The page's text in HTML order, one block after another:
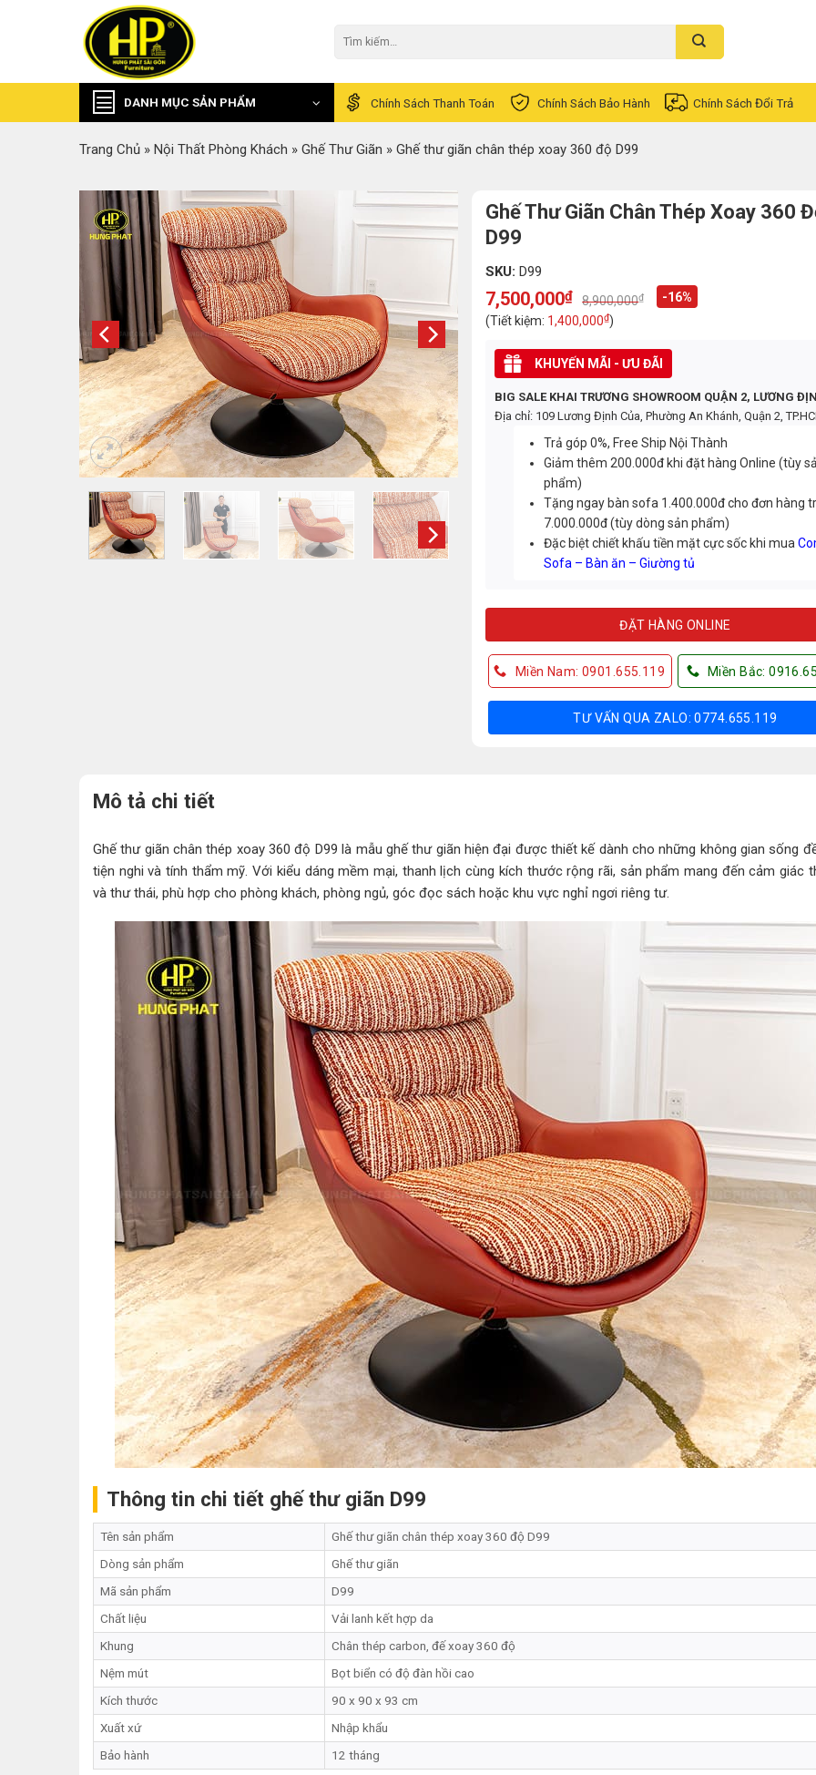
kiếm:
DANH MỤC SẢN PHẨM Chính Sách Thanh Toán Chính Sách Bảo Hành Chính Sách Đổi Trả
Trang Chủ » Nội Thất Phòng Khách » Ghế Thư Giãn » Ghế thư giãn chân thép xoay 360 độ D99
Ghế Thư Giãn Chân Thép Xoay 360
D99
SKU:D99
8,900,000₫
Original
price
was:
8,900,000₫.
7,500,000₫
Current
price
is:
7,500,000₫.
-16%
(Tiết kiệm: 1,400,000₫)
KHUYẾN MÃI - ƯU ĐÃI
BIG SALE KHAI TRƯƠNG SHOWROOM QUẬN 2, LƯƠNG
Địa chỉ: 109 Lương Định Của, Phường An Khánh, Quận 2,
Trả góp 0%, Free Ship Nội Thành
Giảm thêm 200.000đ khi đặt hàng Online (tùy
phẩm)
Tặng ngay bàn sofa 1.400.000đ cho đơn hàng
7.000.000đ (tùy dòng sản phẩm)
Đặc biệt chiết khấu tiền mặt cực sốc khi mua
Sofa – Bàn ăn – Giường tủ
ĐẶT HÀNG ONLINE
Miền Nam: 0901.655.119 Miền Bắc:
TƯ VẤN QUA ZALO: 0774.655.119
Mô tả chi tiết
Ghế thư giãn chân thép xoay 360 độ D99 là mẫu ghế thư giãn hiện đại được thiết kế dành cho những không gian sống
tiện nghi và tính thẩm mỹ. Với kiểu dáng mềm mại, thanh lịch cùng kích thước rộng rãi, sản phẩm mang đến cảm giác
và thư thái, phù hợp cho phòng khách, phòng ngủ, góc đọc sách hoặc khu vực nghỉ ngơi riêng tư.
Thông tin chi tiết ghế thư giãn D99
Tên sản phẩm
Ghế thư giãn chân thép xoay 360 độ D99
Dòng sản phẩm
Ghế thư giãn
Mã sản phẩm
D99
Chất liệu
Vải lanh kết hợp da
Khung
Chân thép carbon, đế xoay 360 độ
Nệm mút
Bọt biển có độ đàn hồi cao
Kích thước
90 x 90 x 93 cm
Xuất xứ
Nhập khẩu
Bảo hành
12 tháng